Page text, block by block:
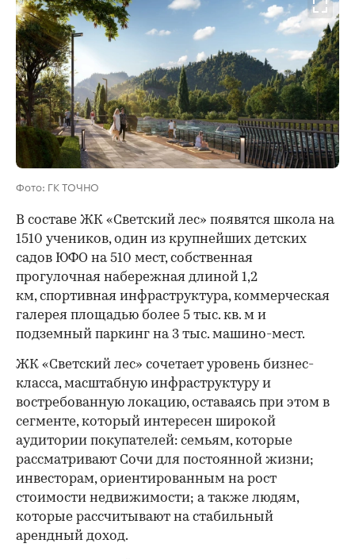
Фото: ГК ТОЧНО
00:00
В составе ЖК «Светский лес» появятся школа на
1510 учеников, один из крупнейших детских
садов ЮФО на 510 мест, собственная
прогулочная набережная длиной 1,2
км, спортивная инфраструктура, коммерческая
галерея площадью более 5 тыс. кв. м и
подземный паркинг на 3 тыс. машино-мест.
ЖК «Светский лес» сочетает уровень бизнес-
класса, масштабную инфраструктуру и
востребованную локацию, оставаясь при этом в
сегменте, который интересен широкой
аудитории покупателей: семьям, которые
рассматривают Сочи для постоянной жизни;
инвесторам, ориентированным на рост
стоимости недвижимости; а также людям,
которые рассчитывают на стабильный
арендный доход.